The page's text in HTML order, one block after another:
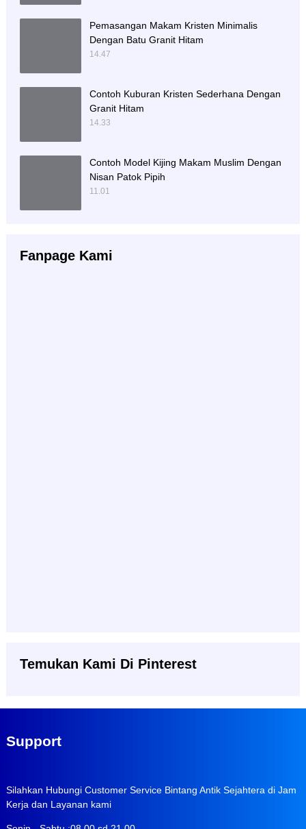
Pemasangan Makam Kristen Minimalis
Dengan Batu Granit Hitam
14.47
Contoh Kuburan Kristen Sederhana Dengan
Granit Hitam
14.33
Contoh Model Kijing Makam Muslim Dengan
Nisan Patok Pipih
11.01
Fanpage Kami
Temukan Kami Di Pinterest
Support
Silahkan Hubungi Customer Service Bintang Antik Sejahtera di Jam
Kerja dan Layanan kami